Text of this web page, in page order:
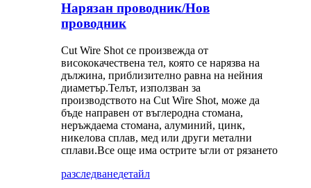
Нарязан проводник/Нов
проводник
Cut Wire Shot се произвежда от
висококачествена тел, която се нарязва на
дължина, приблизително равна на нейния
диаметър.Телът, използван за
производството на Cut Wire Shot, може да
бъде направен от въглеродна стомана,
неръждаема стомана, алуминий, цинк,
никелова сплав, мед или други метални
сплави.Все още има острите ъгли от рязането
разследванедетайл